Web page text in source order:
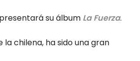
su álbum La Fuerza.
la chilena, ha sido una gran